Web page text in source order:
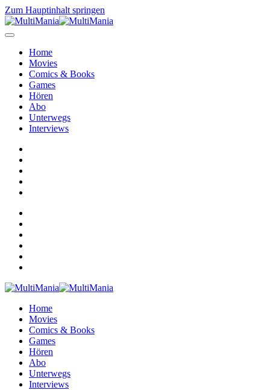
Zum Hauptinhalt springen
Home
Movies
Comics & Books
Games
Hören
Abo
Unterwegs
Interviews
Home
Movies
Comics & Books
Games
Hören
Abo
Unterwegs
Interviews